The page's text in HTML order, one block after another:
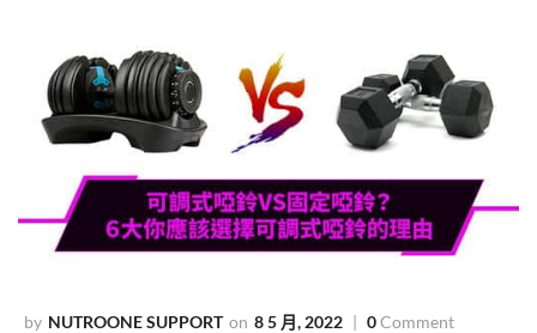
NUTROONE SUPPORT 8 5 月, 2022 0Comment